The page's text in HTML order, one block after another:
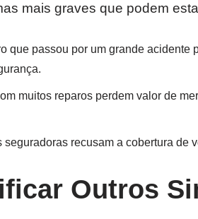
mais graves que podem
que passou por um grande acidente
muitos reparos perdem valor de
recusam a cobertura de
Outros